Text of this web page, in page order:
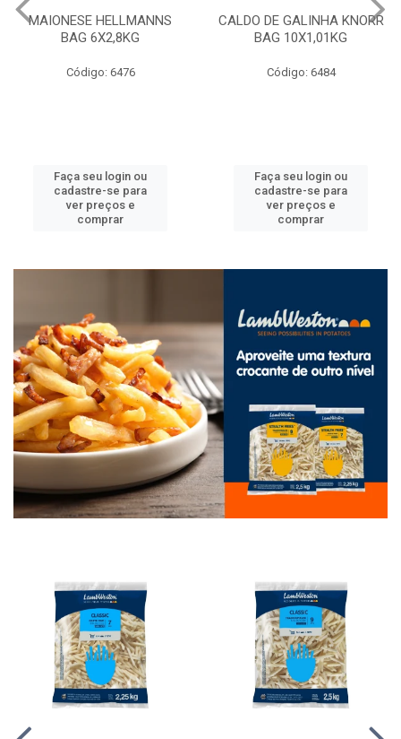
MAIONESE HELLMANNS
BAG 6X2,8KG
Código: 6476
Faça seu login ou
cadastre-se para
ver preços e
comprar
CALDO DE GALINHA KNORR
BAG 10X1,01KG
Código: 6484
Faça seu login ou
cadastre-se para
ver preços e
comprar